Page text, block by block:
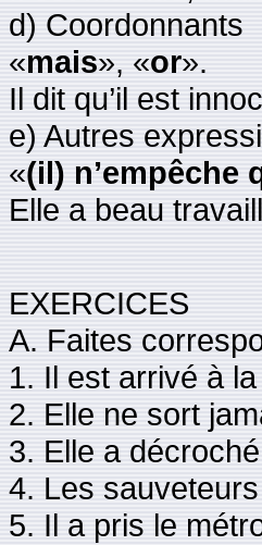
d) Coordonnants
«mais», «or».
Il dit qu’il est
e) Autres
«(il) n’empêche
Elle a beau
EXERCICES
A. Faites
1. Il est arrivé à
2. Elle ne sort
3. Elle a
4. Les
5. Il a pris le